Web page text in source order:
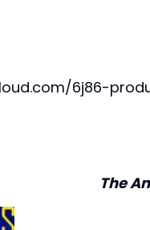
6j86-
The